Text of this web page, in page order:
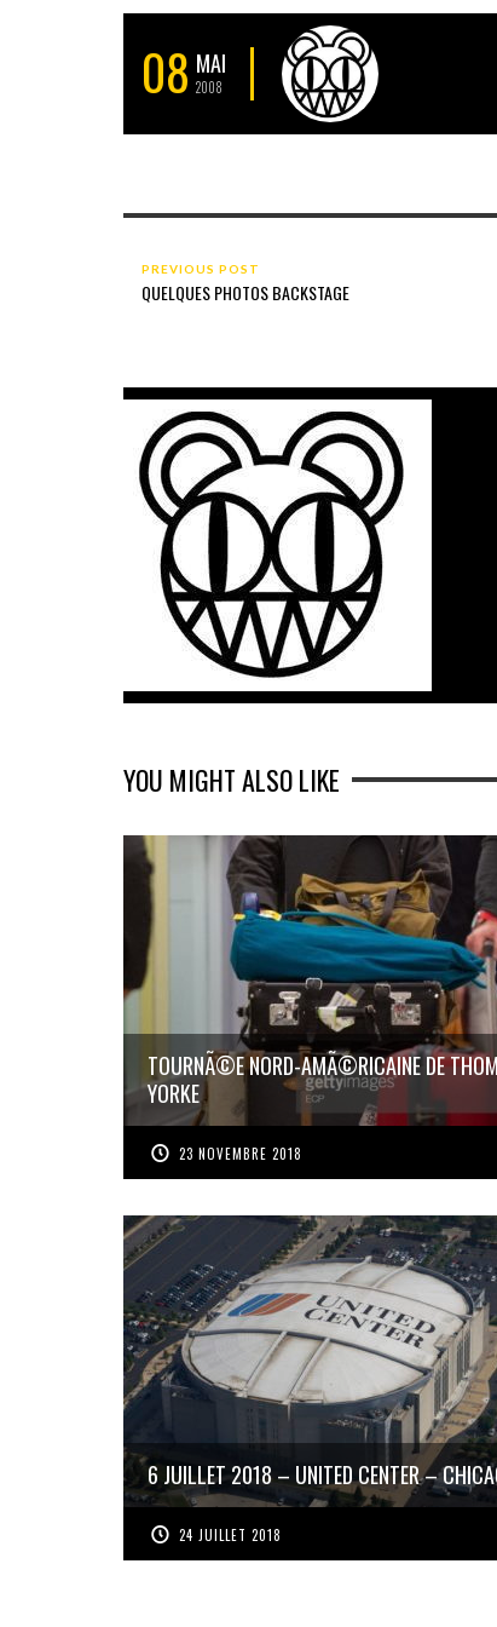
08 MAI
2008
PREVIOUS POST
QUELQUES PHOTOS BACKSTAGE
YOU MIGHT ALSO LIKE
TOURNÃ©E NORD-AMÃ©RICAINE DE
YORKE
23 NOVEMBRE 2018
6 JUILLET 2018 – UNITED CENTER –
24 JUILLET 2018